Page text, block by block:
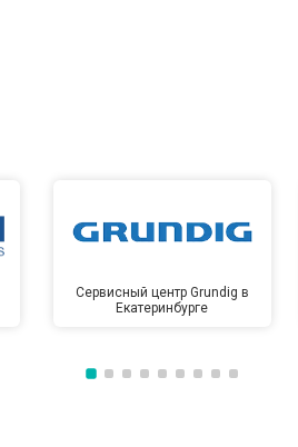
Сервисный центр Grundig в
Екатеринбурге